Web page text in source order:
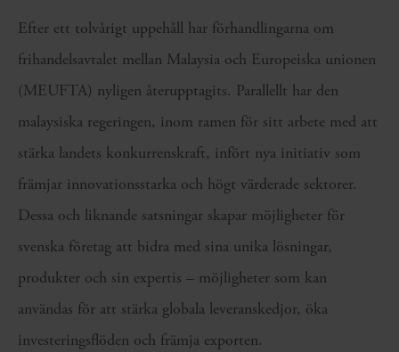
Efter ett tolvårigt uppehåll har förhandlingarna om
frihandelsavtalet mellan Malaysia och Europeiska unionen
(MEUFTA) nyligen återupptagits. Parallellt har den
malaysiska regeringen, inom ramen för sitt arbete med att
stärka landets konkurrenskraft, infört nya initiativ som
främjar innovationsstarka och högt värderade sektorer.
Dessa och liknande satsningar skapar möjligheter för
svenska företag att bidra med sina unika lösningar,
produkter och sin expertis – möjligheter som kan
användas för att stärka globala leveranskedjor, öka
investeringsflöden och främja exporten.